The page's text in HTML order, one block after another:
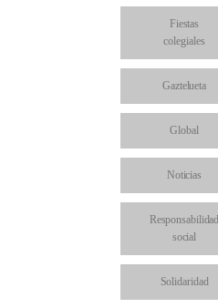
Fiestas
colegiales
Gaztelueta
Global
Noticias
Responsabilidad
social
Solidaridad